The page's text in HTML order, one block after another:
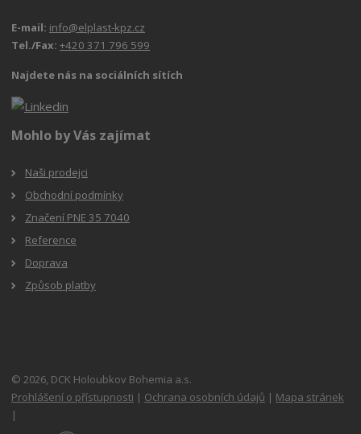
E-mail: info@elplast-kpz.cz
Tel./Fax:+420 371 796 599
Najdete nás na sociálních sítích
Mohlo by Vás zajímat
Naši prodejci
Obchodní podmínky
Značení PNE 35 7040
Reference
Doprava
Způsob platby
© 2026, DCK Holoubkov Bohemia a.s.
Prohlášení o přístupnosti | Ochrana osobních údajů | Mapa stránek
|